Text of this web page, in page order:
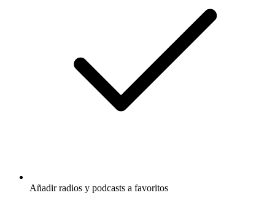
Añadir radios y podcasts a favoritos